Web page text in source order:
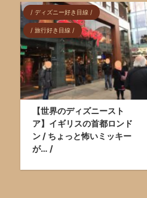
/ ディズニー好き目線 /
/ 旅行好き目線 /
【世界のディズニースト
ア】イギリスの首都ロンド
ン / ちょっと怖いミッキー
が… /